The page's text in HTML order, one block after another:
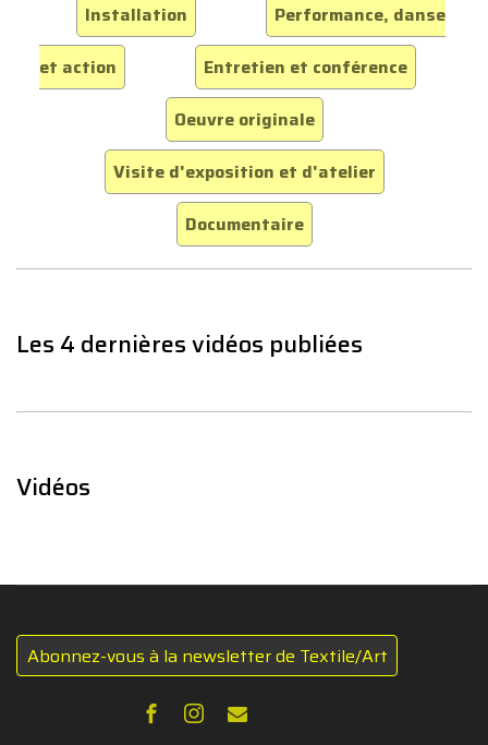
Installation
Performance, danse
et action
Entretien et conférence
Oeuvre originale
Visite d'exposition et d'atelier
Documentaire
Les 4 dernières vidéos publiées
Vidéos
Abonnez-vous à la newsletter de Textile/Art